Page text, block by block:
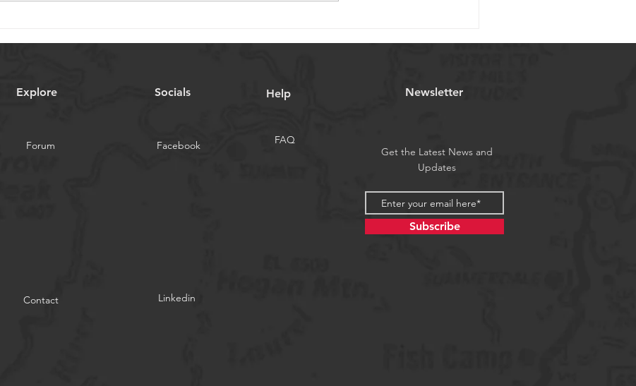
miniatures pour dispositifs
miniatures pour applications
Explore Socials Help Newsletter
Forum Facebook
FAQ
Get the Latest News and
Updates
Subscribe
Contact
Linkedin